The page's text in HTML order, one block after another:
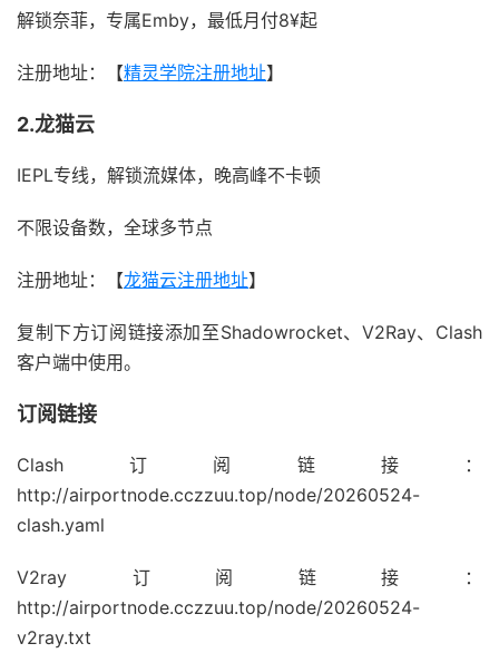
解锁奈菲，专属Emby，最低月付8¥起
注册地址：【精灵学院注册地址】
2.龙猫云
IEPL专线，解锁流媒体，晚高峰不卡顿
不限设备数，全球多节点
注册地址：【龙猫云注册地址】
复制下方订阅链接添加至Shadowrocket、V2Ray、Clash
客户端中使用。
订阅链接
Clash订阅链接：
http://airportnode.cczzuu.top/node/20260524-
clash.yaml
V2ray订阅链接：
http://airportnode.cczzuu.top/node/20260524-
v2ray.txt